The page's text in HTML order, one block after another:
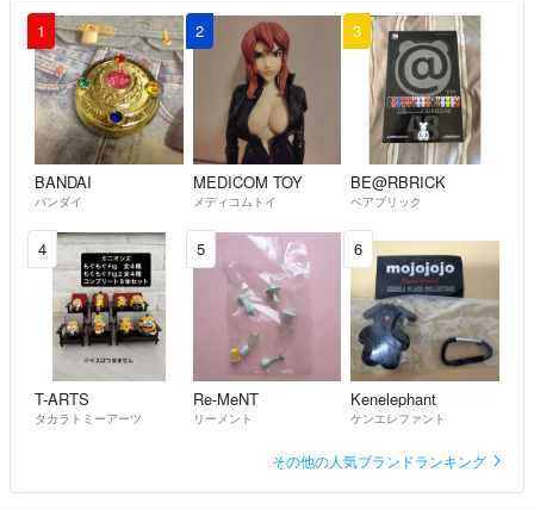
1
BANDAI
バンダイ
2
MEDICOM TOY
メディコムトイ
3
BE@RBRICK
ベアブリック
4
T-ARTS
タカラトミーアーツ
5
Re-MeNT
リーメント
6
Kenelephant
ケンエレファント
その他の人気ブランドランキング